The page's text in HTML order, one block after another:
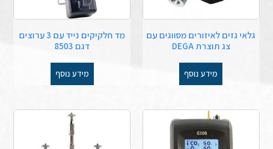
גלאי גזים לאיזורים מסווגים עם
צג תוצרת DEGA
מידע נוסף
מד חלקיקים נייד עם 3 ערוצים
דגם 8503
מידע נוסף